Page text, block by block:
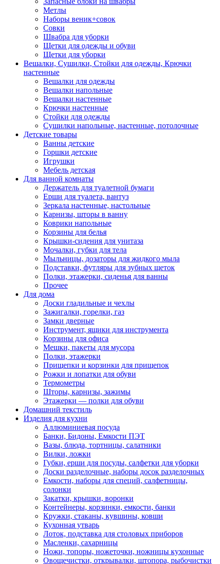
Метлы
Наборы веник+совок
Совки
Швабра для уборки
Щетки для одежды и обуви
Щетки для уборки
Вешалки, Сушилки, Стойки для одежды, Крючки
настенные
Вешалки для одежды
Вешалки напольные
Вешалки настенные
Крючки настенные
Стойки для одежды
Сушилки напольные, настенные, потолочные
Детские товары
Ванны детские
Горшки детские
Игрушки
Мебель детская
Для ванной комнаты
Держатель для туалетной бумаги
Ерши для туалета, вантуз
Зеркала настенные, настольные
Карнизы, шторы в ванну
Коврики напольные
Корзины для белья
Крышки-сидения для унитаза
Мочалки, губки для тела
Мыльницы, дозаторы для жидкого мыла
Подставки, футляры для зубных щеток
Полки, этажерки, сиденья для ванны
Прочее
Для дома
Доски гладильные и чехлы
Зажигалки, горелки, газ
Замки дверные
Инструмент, ящики для инструмента
Корзины для офиса
Мешки, пакеты для мусора
Полки, этажерки
Прищепки и корзинки для прищепок
Рожки и лопатки для обуви
Термометры
Шторы, карнизы, зажимы
Этажерки — полки для обуви
Домашний текстиль
Изделия для кухни
Аллюминиевая посуда
Банки, Бидоны, Емкости ПЭТ
Вазы, блюда, тортницы, салатники
Вилки, ложки
Губки, ерши для посуды, салфетки для уборки
Доски разделочные, наборы досок разделочных
Емкости, наборы для специй, салфетницы,
солонки
Закатки, крышки, воронки
Контейнеры, корзинки, емкости, банки
Кружки, стаканы, кувшины, ковши
Кухонная утварь
Лоток, подставка для столовых приборов
Масленки, сахарницы
Ножи, топоры, ножеточки, ножницы кухонные
Овощечистки, открывалки, штопора, рыбочистки